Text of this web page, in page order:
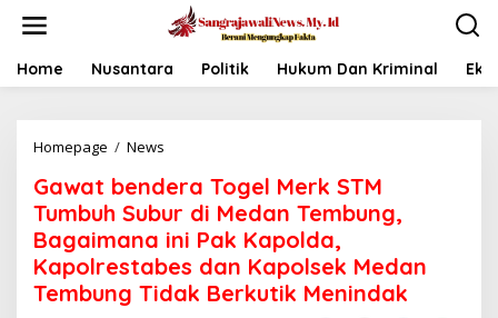
t
Home Nusantara Politik Hukum Dan Kriminal
Homepage / News
w
a
t
b
e
n
d
Gawat bendera Togel Merk STM
Tumbuh Subur di Medan Tembung,
Bagaimana ini Pak Kapolda,
Kapolrestabes dan Kapolsek Medan
Tembung Tidak Berkutik Menindak